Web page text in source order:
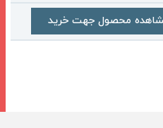
محصول جهت خرید